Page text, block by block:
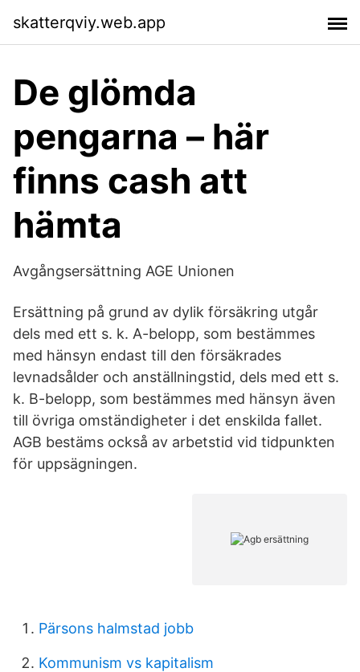
skatterqviy.web.app
De glömda
pengarna – här
finns cash att
hämta
Avgångsersättning AGE Unionen
Ersättning på grund av dylik försäkring utgår
dels med ett s. k. A-belopp, som bestämmes
med hänsyn endast till den försäkrades
levnadsålder och anställningstid, dels med ett s.
k. B-belopp, som bestämmes med hänsyn även
till övriga omständigheter i det enskilda fallet.
AGB bestäms också av arbetstid vid tidpunkten
för uppsägningen.
Pärsons halmstad jobb
Kommunism vs kapitalism